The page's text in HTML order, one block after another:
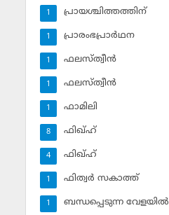
പ്രായശ്ചിത്തത്തിന്
1
പ്രാരംഭപ്രാര്‍ഥന
1
ഫലസ്ത്വീൻ
1
ഫലസ്ത്വീൻ
1
ഫാമിലി
1
ഫിഖ്ഹ്
8
ഫിഖ്ഹ്‌
4
ഫിത്വര്‍ സകാത്ത്‌
1
ബന്ധപ്പെടുന്ന വേളയില്‍
1